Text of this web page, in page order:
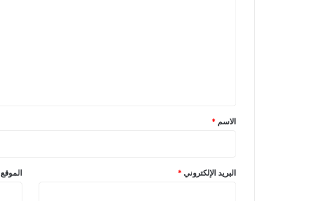
*
الاسم *
البريد الإلكتروني*